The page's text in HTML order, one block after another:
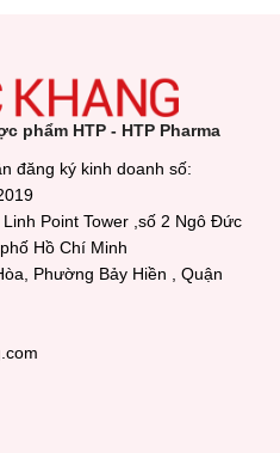
phẩm HTP - HTP Pharma
đăng ký kinh doanh số:
Point Tower ,số 2 Ngô Đức
Hồ Chí Minh
Phường Bảy Hiền , Quận